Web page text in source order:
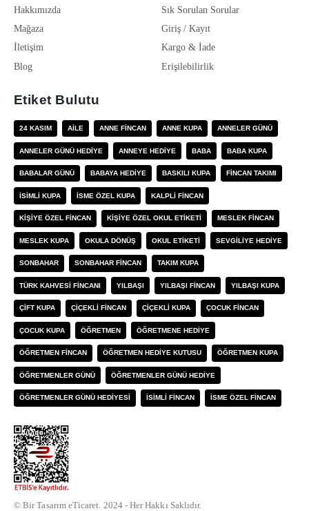
Hakkımızda
Mağaza
İletişim
Blog
Sık Sorulan Sorular
Giriş / Kayıt
Kargo & İade
Erişilebilirlik
Etiket Bulutu
24 KASIM AILE ANNE FINCAN ANNE KUPA ANNELER GÜNÜ
ANNELER GÜNÜ HEDIYE ANNEYE HEDIYE BABA BABA KUPA
BABALAR GÜNÜ BABAYA HEDIYE BASKILI KUPA FINCAN TAKIMI
ISIMLI KUPA ISME ÖZEL KUPA KALPLI FINCAN
KIŞIYE ÖZEL FINCAN KIŞIYE ÖZEL OKUL ETIKETI MESLEK FINCAN
MESLEK KUPA OKULA DÖNÜŞ OKUL ETIKETI SEVGILIYE HEDIYE
SONBAHAR SONBAHAR FINCAN TAKIM KUPA
TÜRK KAHVESI FINCANI YILBAŞI YILBAŞI FINCAN YILBAŞI KUPA
ÇIFT KUPA ÇIÇEKLI FINCAN ÇIÇEKLI KUPA ÇOCUK FINCAN
ÇOCUK KUPA ÖĞRETMEN ÖĞRETMENE HEDIYE
ÖĞRETMEN FINCAN ÖĞRETMEN HEDIYE KUTUSU ÖĞRETMEN KUPA
ÖĞRETMENLER GÜNÜ ÖĞRETMENLER GÜNÜ HEDIYE
ÖĞRETMENLER GÜNÜ HEDIYESI İSIMLI FINCAN İSME ÖZEL FINCAN
© Bir Tasarım eTicaret. 2024 - Her Hakkı Saklıdır.